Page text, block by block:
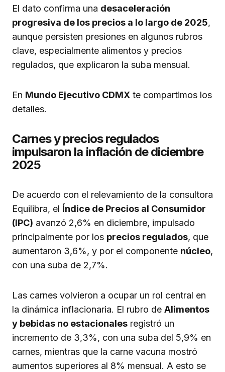
El dato confirma una desaceleración
progresiva de los precios a lo largo de 2025,
aunque persisten presiones en algunos rubros
clave, especialmente alimentos y precios
regulados, que explicaron la suba mensual.
En Mundo Ejecutivo CDMX te compartimos los
detalles.
Carnes y precios regulados
impulsaron la inflación de diciembre
2025
De acuerdo con el relevamiento de la consultora
Equilibra, el Índice de Precios al Consumidor
(IPC) avanzó 2,6% en diciembre, impulsado
principalmente por los precios regulados, que
aumentaron 3,6%, y por el componente núcleo,
con una suba de 2,7%.
Las carnes volvieron a ocupar un rol central en
la dinámica inflacionaria. El rubro de Alimentos
y bebidas no estacionales registró un
incremento de 3,3%, con una suba del 5,9% en
carnes, mientras que la carne vacuna mostró
aumentos superiores al 8% mensual. A esto se